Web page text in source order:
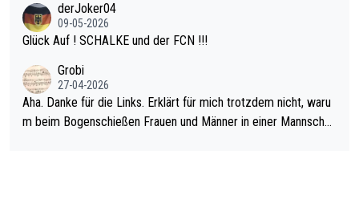
erden, im Arm hat. Und, dass Medikamente ihm helfen! Ich glau
be immer noch, dass sehr viele der Dartits-Fälle fälschlich psy
diese könnten teils wirksam behandelt werden! Dafür müsste
man nur zum Neurologen und nicht zum Mentaltrainer gehen…
derJoker04
09-05-2026
Glück Auf ! SCHALKE und der FCN !!!
Grobi
27-04-2026
Aha. Danke für die Links. Erklärt für mich trotzdem nicht, waru
m beim Bogenschießen Frauen und Männer in einer Mannschaf